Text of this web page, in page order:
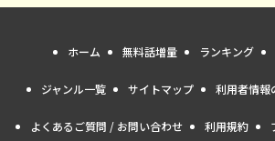
ホーム 無料話増量 ランキング
ジャンル一覧 サイトマップ 利用者情報
よくあるご質問 / お問い合わせ 利用規約